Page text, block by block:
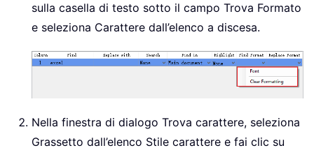
sulla casella di testo sotto il campo Trova Formato
e seleziona Carattere dall’elenco a discesa.
Nella finestra di dialogo Trova carattere, seleziona
Grassetto dall’elenco Stile carattere e fai clic su